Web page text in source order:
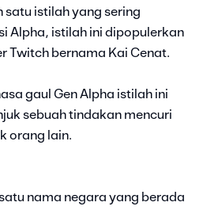
satu istilah yang sering
Alpha, istilah ini dipopulerkan
Twitch bernama Kai Cenat.
gaul Gen Alpha istilah ini
sebuah tindakan mencuri
orang lain.
nama negara yang berada